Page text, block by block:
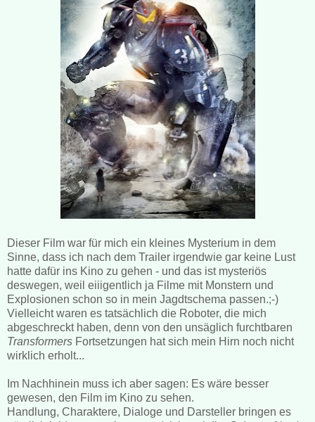
Dieser Film war für mich ein kleines Mysterium in dem
Sinne, dass ich nach dem Trailer irgendwie gar keine Lust
hatte dafür ins Kino zu gehen - und das ist mysteriös
deswegen, weil eiiigentlich ja Filme mit Monstern und
Explosionen schon so in mein Jagdtschema passen.;-)
Vielleicht waren es tatsächlich die Roboter, die mich
abgeschreckt haben, denn von den unsäglich furchtbaren
Transformers Fortsetzungen hat sich mein Hirn noch nicht
wirklich erholt...
Im Nachhinein muss ich aber sagen: Es wäre besser
gewesen, den Film im Kino zu sehen.
Handlung, Charaktere, Dialoge und Darsteller bringen es